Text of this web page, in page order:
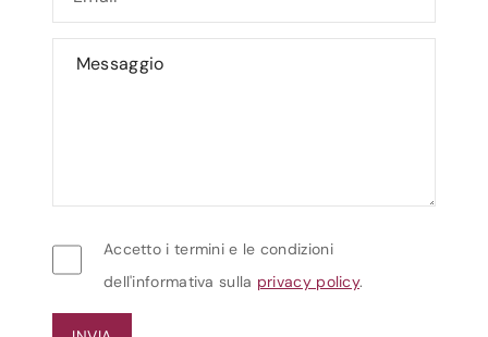
Accetto i termini e le condizioni
dell'informativa sulla privacy policy.